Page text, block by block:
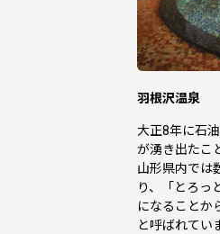
羽根沢温泉
大正8年に石
が湧き出たこ
山形県内では
り、「とろっ
になることか
と呼ばれてい